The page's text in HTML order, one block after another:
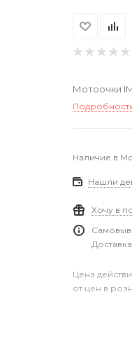
Мотоочки
Наличие в
Нашли
Хочу в
Цена
от цен в